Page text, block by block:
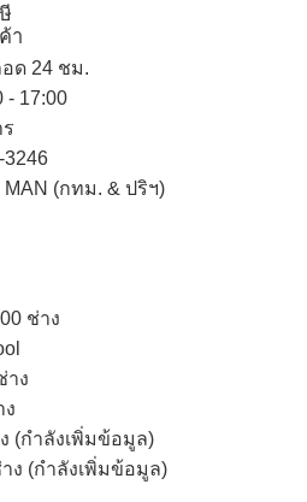
า
ด 24 ชม.
- 17:00
3246
(กทม. & ปริฯ)
ช่าง
าง
ง
(กำลังเพิ่มข้อมูล)
ง (กำลังเพิ่มข้อมูล)